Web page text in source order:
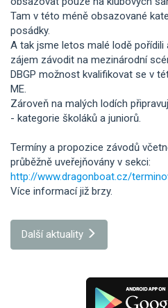
Tam v této méně obsazované
posádky.
A tak jsme letos malé lodě pořídili
zájem závodit na mezinárodní
DBGP možnost kvalifikovat se v
ME.
Zároveň na malých lodích
- kategorie školáků a juniorů.
Termíny a propozice závodů
průběžně uveřejňovány v sekci:
http://www.dragonboat.cz/
Více informací již brzy.
Další aktuality